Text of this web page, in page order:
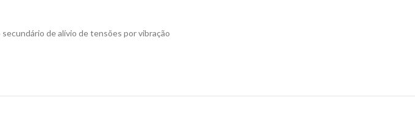
de alívio de tensões por vibração